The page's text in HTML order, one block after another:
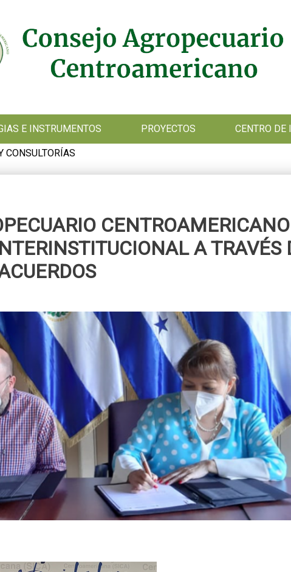
E INSTRUMENTOS PROYECTOS CENTRO DE
CONSULTORÍAS
A TRAVÉS